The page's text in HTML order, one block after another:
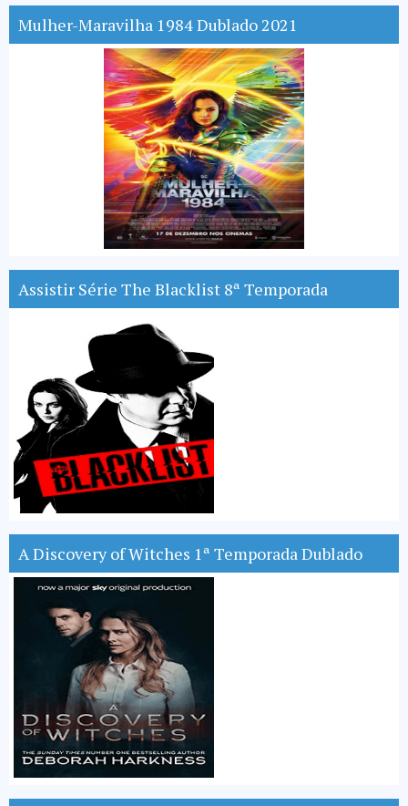
Mulher-Maravilha 1984 Dublado 2021
Assistir Série The Blacklist 8ª Temporada
A Discovery of Witches 1ª Temporada Dublado